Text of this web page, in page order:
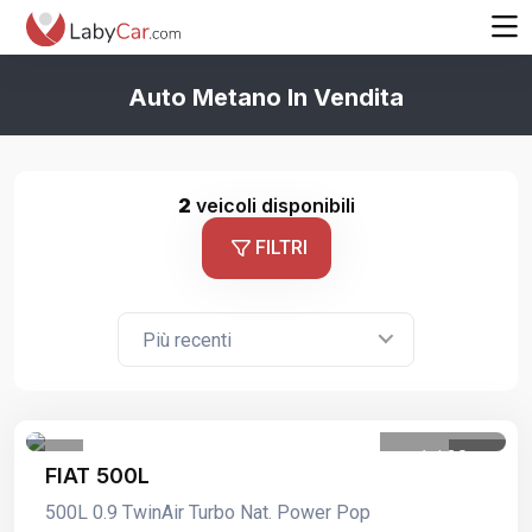
Auto Metano In Vendita
2 veicoli disponibili
FILTRI
Più recenti
1 /30
FIAT 500L
500L 0.9 TwinAir Turbo Nat. Power Pop